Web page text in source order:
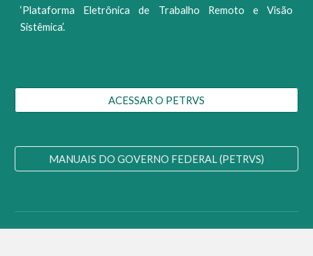
‘Plataforma Eletrônica de Trabalho Remoto e Visão
Sistêmica’.
ACESSAR O PETRVS
MANUAIS DO GOVERNO FEDERAL (PETRVS)